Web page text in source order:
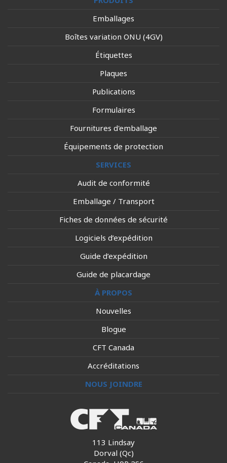
Emballages
Boîtes variation ONU (4GV)
Étiquettes
Plaques
Publications
Formulaires
Fournitures d'emballage
Équipements de protection
SERVICES
Audit de conformité
Emballage / Transport
Fiches de données de sécurité
Logiciels d’expédition
Guide d’expédition
Guide de placardage
À PROPOS
Nouvelles
Blogue
CFT Canada
Accréditations
NOUS JOINDRE
113 Lindsay
Dorval (Qc)